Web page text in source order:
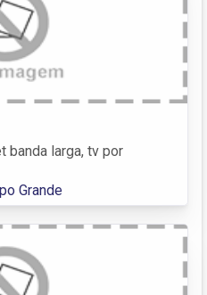
banda larga, tv por
Grande